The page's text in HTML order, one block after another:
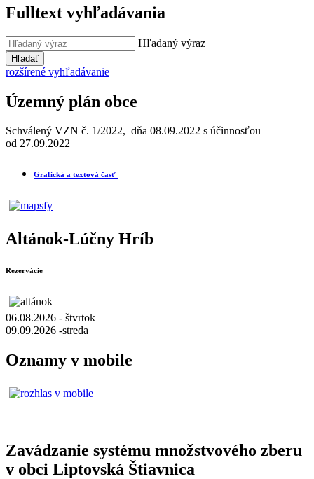
Fulltext vyhľadávania
Hľadaný výraz
Hľadať
rozšírené vyhľadávanie
Územný plán obce
Schválený VZN č. 1/2022, dňa 08.09.2022 s účinnosťou
od 27.09.2022
Grafická a textová časť
Altánok-Lúčny Hríb
Rezervácie
06.08.2026 - štvrtok
09.09.2026 -streda
Oznamy v mobile
Zavádzanie systému množstvového zberu
v obci Liptovská Štiavnica